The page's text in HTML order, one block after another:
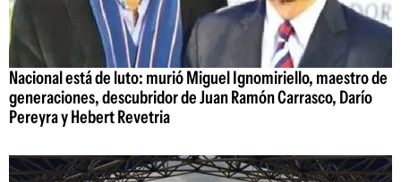
Nacional está de luto: murió Miguel Ignomiriello, maestro de
generaciones, descubridor de Juan Ramón Carrasco, Darío
Pereyra y Hebert Revetria